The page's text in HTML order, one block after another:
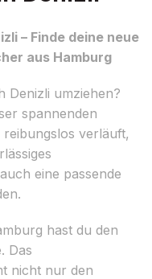
– Finde deine neue
aus Hamburg
Denizli umziehen?
spannenden
verläuft,
eine passende
hast du den
Das
nicht nur den